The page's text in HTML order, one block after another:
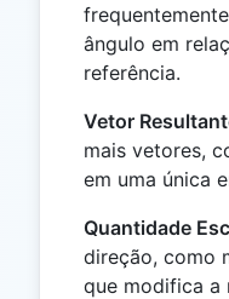
ângulo em
referência.
Vetor
mais vetores,
em uma única
Quantidade
direção, como
que modifica a